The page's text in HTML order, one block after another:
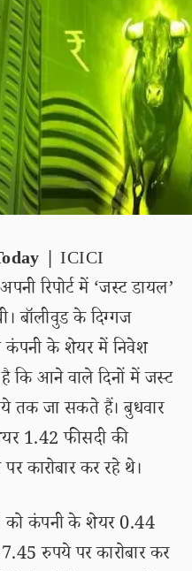
| ICICI
रिपोर्ट में ‘जस्ट डायल’
बॉलीवुड के दिग्गज
कंपनी के शेयर में निवेश
कि आने वाले दिनों में जस्ट
तक जा सकते हैं। बुधवार
1.42 फीसदी की
कारोबार कर रहे थे।
को कंपनी के शेयर 0.44
रुपये पर कारोबार कर